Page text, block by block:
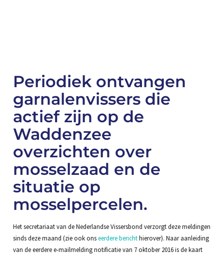
Periodiek ontvangen
garnalenvissers die
actief zijn op de
Waddenzee
overzichten over
mosselzaad en de
situatie op
mosselpercelen.
Het secretariaat van de Nederlandse Vissersbond verzorgt deze meldingen
sinds deze maand (zie ook onseerdere berichthierover). Naar aanleiding
van de eerdere e-mailmelding notificatie van 7 oktober 2016 is de kaart